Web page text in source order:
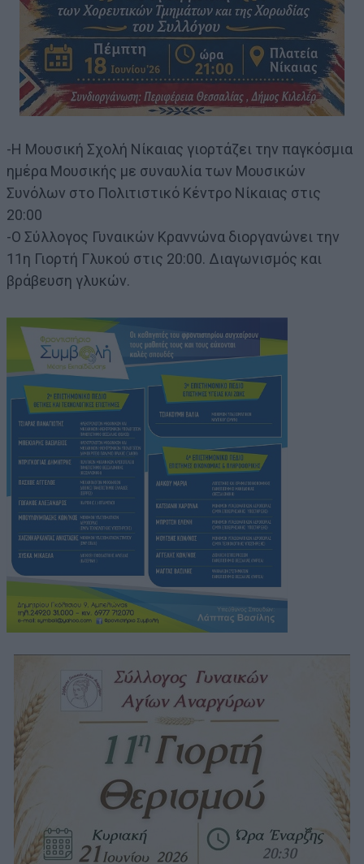
-Η Μουσική Σχολή Νίκαιας γιορτάζει την παγκόσμια
ημέρα Μουσικής με συναυλία των Μουσικών
Συνόλων στο Πολιτιστικό Κέντρο Νίκαιας στις
20:00
-Ο Σύλλογος Γυναικών Κραννώνα διοργανώνει την
11η Γιορτή Γλυκού στις 20:00. Διαγωνισμός και
βράβευση γλυκών.